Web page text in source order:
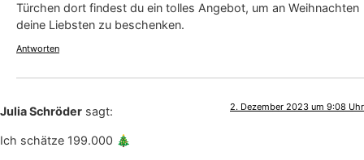
Türchen dort findest du ein tolles Angebot, um an Weihnachten
deine Liebsten zu beschenken.
Antworten
Julia Schröder sagt: 2. Dezember 2023 um 9:08 Uhr
Ich schätze 199.000 🎄